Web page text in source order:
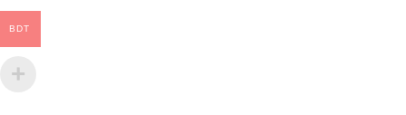
BDT